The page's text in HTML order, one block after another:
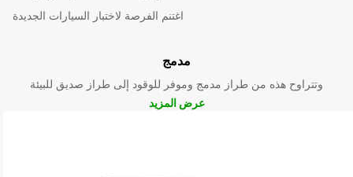
اغتنم الفرصة لاختبار السيارات الجديدة
مدمج
وتتراوح هذه من طراز مدمج وموفر للوقود إلى طراز صديق للبيئة
عرض المزيد